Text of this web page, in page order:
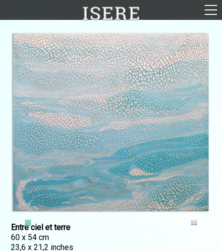
English (US)
Français
Portrait
Parcours
Galerie
Photomontages
Contact
Téléchargements
Entre ciel et terre
60 x 54 cm
23,6 x 21,2 inches